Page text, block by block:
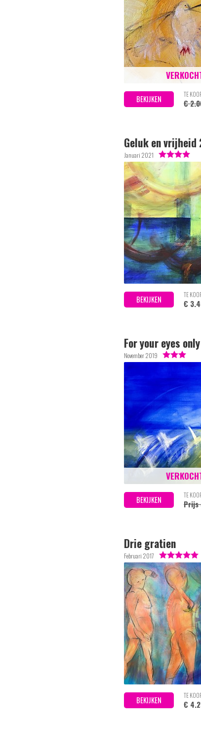
BEKIJKEN TE
€
Januari 2021
BEKIJKEN TE
€
Geluk en vrijheid
November 2019
BEKIJKEN TE
Prijs
For your eyes only
Februari 2017
BEKIJKEN TE
€
Drie gratien